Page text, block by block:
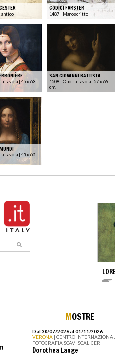
antico
CODICI FORSTER
1487 | Manoscritto
tavola | 45 x 63
SAN GIOVANNI BATTISTA
1508 | Olio su tavola | 57 x 69
cm.
tavola | 45 x 65
MOSTRE
Dal 30/07/2026 al 01/11/2026
VERONA | CENTRO
FOTOGRAFIA SCAVI SCALIGERI
Dorothea Lange